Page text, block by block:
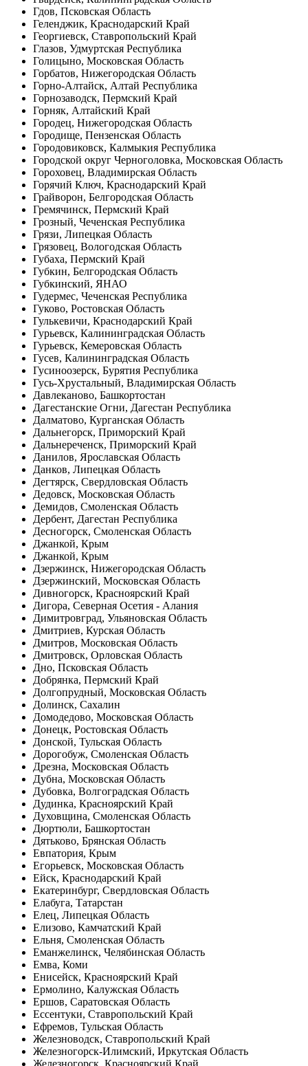
Гдов, Псковская Область
Геленджик, Краснодарский Край
Георгиевск, Ставропольский Край
Глазов, Удмуртская Республика
Голицыно, Московская Область
Горбатов, Нижегородская Область
Горно-Алтайск, Алтай Республика
Горнозаводск, Пермский Край
Горняк, Алтайский Край
Городец, Нижегородская Область
Городище, Пензенская Область
Городовиковск, Калмыкия Республика
Городской округ Черноголовка, Московская Область
Гороховец, Владимирская Область
Горячий Ключ, Краснодарский Край
Грайворон, Белгородская Область
Гремячинск, Пермский Край
Грозный, Чеченская Республика
Грязи, Липецкая Область
Грязовец, Вологодская Область
Губаха, Пермский Край
Губкин, Белгородская Область
Губкинский, ЯНАО
Гудермес, Чеченская Республика
Гуково, Ростовская Область
Гулькевичи, Краснодарский Край
Гурьевск, Калининградская Область
Гурьевск, Кемеровская Область
Гусев, Калининградская Область
Гусиноозерск, Бурятия Республика
Гусь-Хрустальный, Владимирская Область
Давлеканово, Башкортостан
Дагестанские Огни, Дагестан Республика
Далматово, Курганская Область
Дальнегорск, Приморский Край
Дальнереченск, Приморский Край
Данилов, Ярославская Область
Данков, Липецкая Область
Дегтярск, Свердловская Область
Дедовск, Московская Область
Демидов, Смоленская Область
Дербент, Дагестан Республика
Десногорск, Смоленская Область
Джанкой, Крым
Джанкой, Крым
Дзержинск, Нижегородская Область
Дзержинский, Московская Область
Дивногорск, Красноярский Край
Дигора, Северная Осетия - Алания
Димитровград, Ульяновская Область
Дмитриев, Курская Область
Дмитров, Московская Область
Дмитровск, Орловская Область
Дно, Псковская Область
Добрянка, Пермский Край
Долгопрудный, Московская Область
Долинск, Сахалин
Домодедово, Московская Область
Донецк, Ростовская Область
Донской, Тульская Область
Дорогобуж, Смоленская Область
Дрезна, Московская Область
Дубна, Московская Область
Дубовка, Волгоградская Область
Дудинка, Красноярский Край
Духовщина, Смоленская Область
Дюртюли, Башкортостан
Дятьково, Брянская Область
Евпатория, Крым
Егорьевск, Московская Область
Ейск, Краснодарский Край
Екатеринбург, Свердловская Область
Елабуга, Татарстан
Елец, Липецкая Область
Елизово, Камчатский Край
Ельня, Смоленская Область
Еманжелинск, Челябинская Область
Емва, Коми
Енисейск, Красноярский Край
Ермолино, Калужская Область
Ершов, Саратовская Область
Ессентуки, Ставропольский Край
Ефремов, Тульская Область
Железноводск, Ставропольский Край
Железногорск-Илимский, Иркутская Область